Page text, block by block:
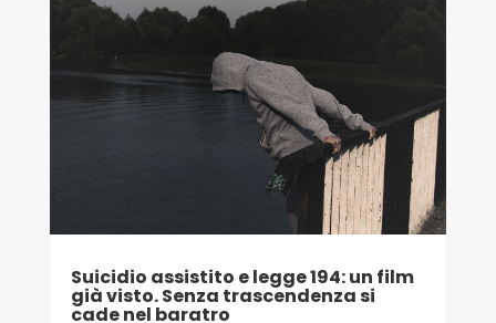
Suicidio assistito e legge 194: un film
già visto. Senza trascendenza si
cade nel baratro